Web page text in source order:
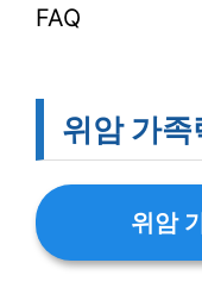
FAQ
위암 가족
위암